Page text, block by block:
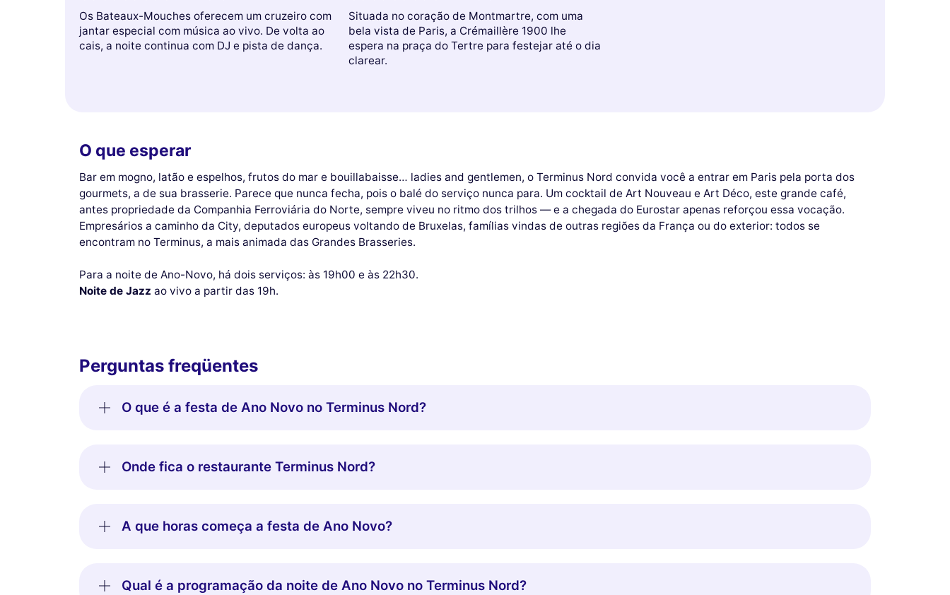
Os Bateaux-Mouches oferecem um cruzeiro com
jantar especial com música ao vivo. De volta ao
cais, a noite continua com DJ e pista de dança.
Situada no coração de Montmartre, com uma
bela vista de Paris, a Crémaillère 1900 lhe
espera na praça do Tertre para festejar até o dia
clarear.
O que esperar
Bar em mogno, latão e espelhos, frutos do mar e bouillabaisse… ladies and gentlemen, o Terminus Nord convida você a entrar em Paris pela porta dos
gourmets, a de sua brasserie. Parece que nunca fecha, pois o balé do serviço nunca para. Um cocktail de Art Nouveau e Art Déco, este grande café,
antes propriedade da Companhia Ferroviária do Norte, sempre viveu no ritmo dos trilhos — e a chegada do Eurostar apenas reforçou essa vocação.
Empresários a caminho da City, deputados europeus voltando de Bruxelas, famílias vindas de outras regiões da França ou do exterior: todos se
encontram no Terminus, a mais animada das Grandes Brasseries.
Para a noite de Ano-Novo, há dois serviços: às 19h00 e às 22h30.
Noite de Jazz ao vivo a partir das 19h.
Perguntas freqüentes
O que é a festa de Ano Novo no Terminus Nord?
Onde fica o restaurante Terminus Nord?
A que horas começa a festa de Ano Novo?
Qual é a programação da noite de Ano Novo no Terminus Nord?